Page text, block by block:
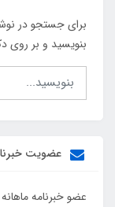
برای جستجو در
بنویسید و بر روی
عضویت
عضو خبرنامه